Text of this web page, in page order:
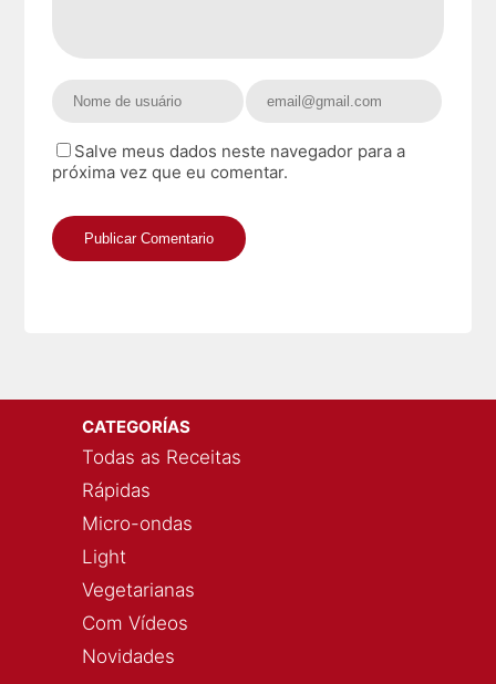
Salve meus dados neste navegador para a
próxima vez que eu comentar.
CATEGORÍAS
Todas as Receitas
Rápidas
Micro-ondas
Light
Vegetarianas
Com Vídeos
Novidades